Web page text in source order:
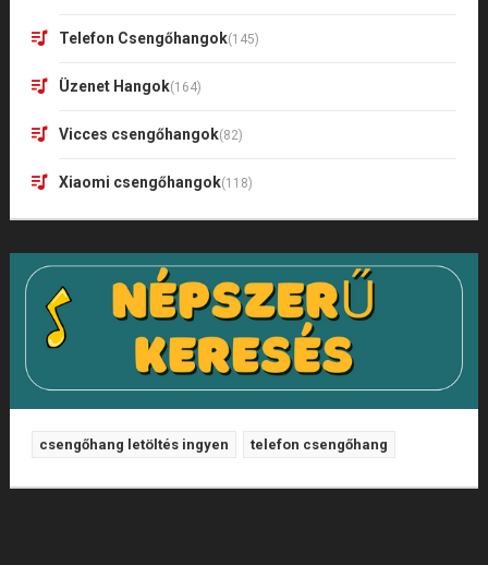
Telefon Csengőhangok(145)
Üzenet Hangok(164)
Vicces csengőhangok(82)
Xiaomi csengőhangok(118)
csengőhang letöltés ingyen telefon csengőhang